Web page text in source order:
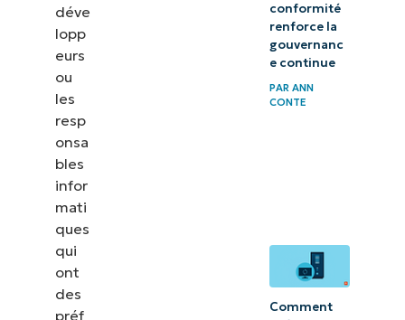
déve
lopp
eurs
ou
les
resp
onsa
bles
infor
mati
ques
qui
ont
des
préf
conformité
renforce la
gouvernanc
e continue
PAR ANN
CONTE
Comment